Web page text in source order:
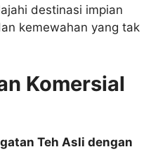
destinasi impian
kemewahan yang tak
Komersial
Teh Asli dengan